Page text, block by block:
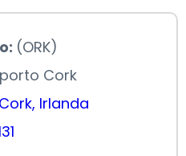
(ORK)
Cork
Irlanda